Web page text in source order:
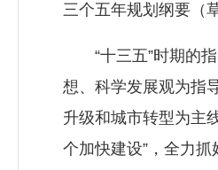
三个五年规划纲要（
“十三五”时期的指
想、科学发展观为指
升级和城市转型为主
个加快建设”，全力